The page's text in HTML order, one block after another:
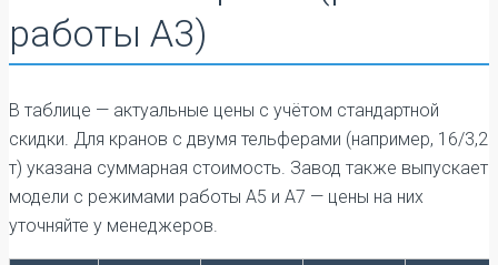
работы А3)
В таблице — актуальные цены с учётом стандартной
скидки. Для кранов с двумя тельферами (например, 16/3,2
т) указана суммарная стоимость. Завод также выпускает
модели с режимами работы А5 и А7 — цены на них
уточняйте у менеджеров.